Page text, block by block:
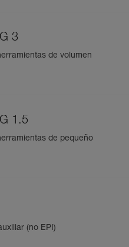
3
de volumen
1.5
de pequeño
(no EPI)